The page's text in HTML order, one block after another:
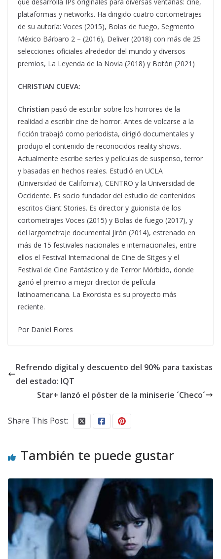
que desarrolla IPs originales para diversas ventanas: cine,
plataformas y networks. Ha dirigido cuatro cortometrajes
de su autoría: Voces (2015), Bolas de fuego, Segmento
México Bárbaro 2 – (2016), Deliver (2018) con más de 25
selecciones oficiales alrededor del mundo y diversos
premios, La Leyenda de la Novia (2018) y Botón (2021)
CHRISTIAN CUEVA:
Christian pasó de escribir sobre los horrores de la
realidad a escribir cine de horror. Antes de volcarse a la
ficción trabajó como periodista, dirigió documentales y
produjo el contenido de reconocidos reality shows.
Actualmente escribe series y películas de suspenso, terror
y basadas en hechos reales. Estudió en UCLA
(Universidad de California), CENTRO y la Universidad de
Occidente. Es socio fundador del estudio de contenidos
escritos Giant Stories. Es director y guionista de los
cortometrajes Voces (2015) y Bolas de fuego (2017), y
del largometraje documental Jirón (2014), estrenado en
más de 15 festivales nacionales e internacionales, entre
ellos el Festival Internacional de Cine de Sitges y el
Festival de Cine Fantástico y de Terror Mórbido, donde
ganó el premio a mejor director de película
latinoamericana. La Exorcista es su proyecto más
reciente.
Por Daniel Flores
Refrendo digital y descuento del 90% para taxistas
del estado: IQT
Star+ lanzó el póster de la miniserie ´Checo´
Share This Post:
También te puede gustar